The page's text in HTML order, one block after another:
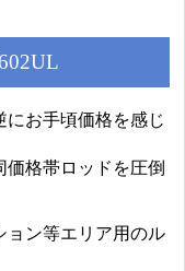
にお手頃価格を感じ
格帯ロッドを圧倒
ョン等エリア用のル